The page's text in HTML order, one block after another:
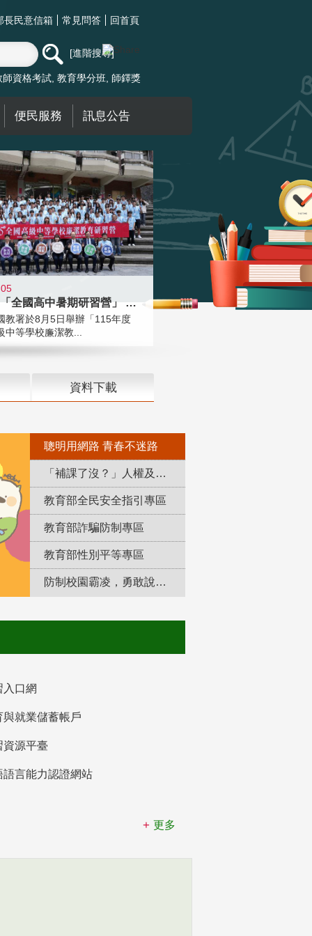
長民意信箱 常見問答 回首頁
進階搜尋
師資格考試 教育學分班 師鐸獎
便民服務 訊息公告
國教署「全國高中暑期研習營」 以多
教署於8月5日舉辦「115年度
中等學校廉潔教...
資料下載
聰明用網路 青春不迷路
「補課了沒？」人權及轉型正義教育專區
教育部全民安全指引專區
教育部詐騙防制專區
教育部性別平等專區
防制校園霸凌，勇敢說出來！
入口網
與就業儲蓄帳戶
資源平臺
語言能力認證網站
更多